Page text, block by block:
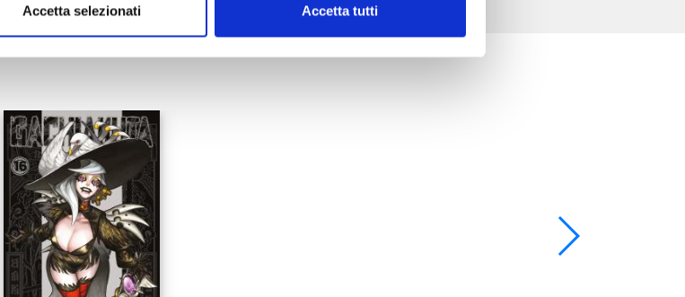
Accetta selezionati Accetta tutti